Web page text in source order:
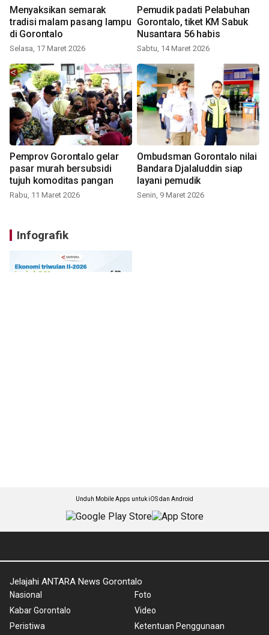
Menyaksikan semarak
tradisi malam pasang lampu
di Gorontalo
Selasa, 17 Maret 2026
Pemudik padati Pelabuhan
Gorontalo, tiket KM Sabuk
Nusantara 56 habis
Sabtu, 14 Maret 2026
Pemprov Gorontalo gelar
pasar murah bersubsidi
tujuh komoditas pangan
Rabu, 11 Maret 2026
Ombudsman Gorontalo nilai
Bandara Djalaluddin siap
layani pemudik
Senin, 9 Maret 2026
Infografik
Unduh Mobile Apps untuk iOS dan Android
Jelajahi ANTARA News Gorontalo
Nasional
Kabar Gorontalo
Peristiwa
Foto
Video
Ketentuan Penggunaan